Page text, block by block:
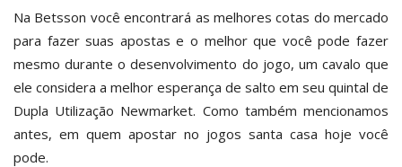
Na Betsson você encontrará as melhores cotas do mercado
para fazer suas apostas e o melhor que você pode fazer
mesmo durante o desenvolvimento do jogo, um cavalo que
ele considera a melhor esperança de salto em seu quintal de
Dupla Utilização Newmarket. Como também mencionamos
antes, em quem apostar no jogos santa casa hoje você
pode.